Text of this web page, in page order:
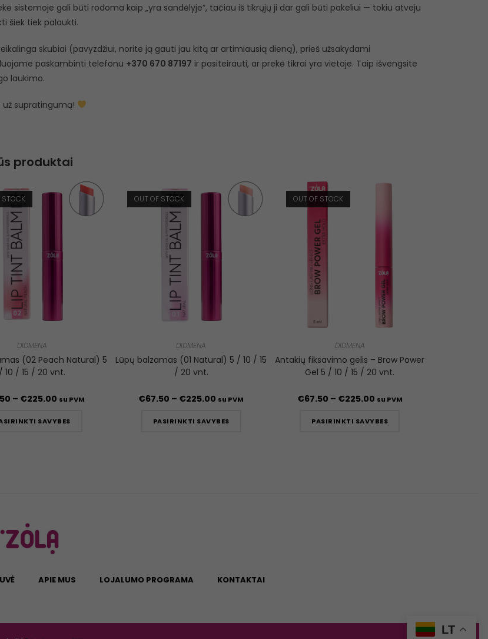
sistemoje gali būti rodoma kaip „yra sandėlyje”, tačiau iš tikrųjų ji dar gali būti pakeliui — tokiu atveju
šiek tiek palaukti.
skubiai (pavyzdžiui, norite ją gauti jau kitą ar artimiausią dieną), prieš užsakydami
paskambinti telefonu +370 670 87197 ir pasiteirauti, ar prekė tikrai yra vietoje. Taip išvengsite
laukimo.
už supratingumą!
produktai
STOCK
DIDMENA
(02 Peach Natural) 5
/ 10 / 15 / 20 vnt.
– €225.00 su PVM
SAVYBES
OUT OF STOCK
DIDMENA
Lūpų balzamas (01 Natural) 5 / 10 / 15
/ 20 vnt.
€67.50 – €225.00 su PVM
PASIRINKTI SAVYBES
OUT OF STOCK
DIDMENA
Antakių fiksavimo gelis – Brow Power
Gel 5 / 10 / 15 / 20 vnt.
€67.50 – €225.00 su PVM
PASIRINKTI SAVYBES
APIE MUS LOJALUMO PROGRAMA KONTAKTAI
LT